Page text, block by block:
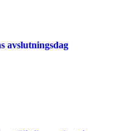
avslutningsdag